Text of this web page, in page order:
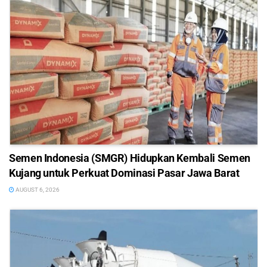
Semen Indonesia (SMGR) Hidupkan Kembali Semen
Kujang untuk Perkuat Dominasi Pasar Jawa Barat
AUGUST 6, 2026